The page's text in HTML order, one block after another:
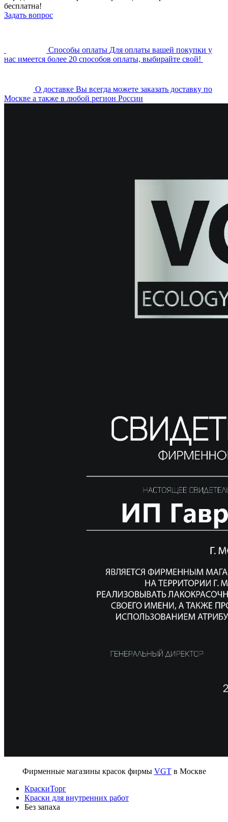
бесплатна!
Задать вопрос
Cпособы оплаты Для оплаты вашей покупки у
нас имеется более 20 способов оплаты, выбирайте свой!
О доставке Вы всегда можете заказать доставку по
Москве а также в любой регион России
Фирменные магазины красок фирмы VGTв Москве
КраскиТорг
Краски для внутренних работ
Без запаха